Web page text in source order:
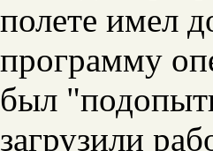
полете имел
программу
был
загрузили